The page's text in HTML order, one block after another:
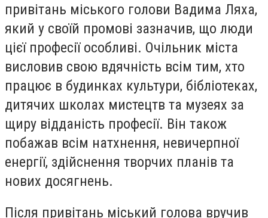
привітань міського голови Вадима Ляха,
який у своїй промові зазначив, що люди
цієї професії особливі. Очільник міста
висловив свою вдячність всім тим, хто
працює в будинках культури, бібліотеках,
дитячих школах мистецтв та музеях за
щиру відданість професії. Він також
побажав всім натхнення, невичерпної
енергії, здійснення творчих планів та
нових досягнень.
Після привітань міський голова вручив